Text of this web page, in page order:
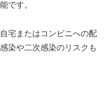
です。
宅またはコンビニへの配
染や二次感染のリスクも